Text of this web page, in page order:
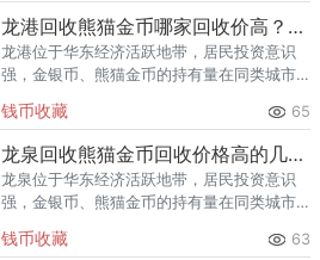
龙港回收熊猫金币哪家回收价高？本地榜单
龙港位于华东经济活跃地带，居民投资意识
强，金银币、熊猫金币的持有量在同类城市
熊猫金币的需求就明显升温，但鱼龙混杂的
回收渠道里，能精准识别版别溢
钱币收藏 65
龙泉回收熊猫金币回收价格高的几家推荐
龙泉位于华东经济活跃地带，居民投资意识
强，金银币、熊猫金币的持有量在同类城市
熊猫金币的需求就明显升温，但鱼龙混杂的
钱币收藏 63